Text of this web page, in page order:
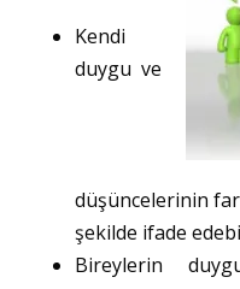
Kendi
duygu ve
düşüncelerinin
şekilde ifade
Bireylerin